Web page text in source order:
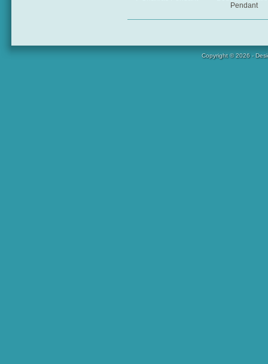
Pendant
Copyright © 2026 -